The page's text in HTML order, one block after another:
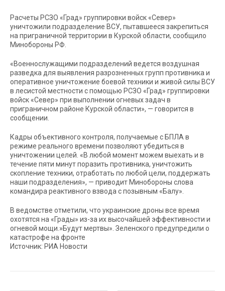
Расчеты РСЗО «Град» группировки войск «Север»
уничтожили подразделение ВСУ, пытавшееся закрепиться
на приграничной территории в Курской области, сообщило
Минобороны РФ.
«Военнослужащими подразделений ведется воздушная
разведка для выявления разрозненных групп противника и
оперативное уничтожение боевой техники и живой силы ВСУ
в лесистой местности с помощью РСЗО «Град» группировки
войск «Север» при выполнении огневых задач в
приграничном районе Курской области», — говорится в
сообщении.
Кадры объективного контроля, получаемые с БПЛА в
режиме реального времени позволяют убедиться в
уничтожении целей. «В любой момент можем выехать и в
течение пяти минут поразить противника, уничтожить
скопление техники, отработать по любой цели, поддержать
наши подразделения», — приводит Минобороны слова
командира реактивного взвода с позывным «Балу».
В ведомстве отметили, что украинские дроны все время
охотятся на «Грады» из-за их высочайшей эффективности и
огневой мощи.»Будут мертвы». Зеленского предупредили о
катастрофе на фронте
Источник: РИА Новости